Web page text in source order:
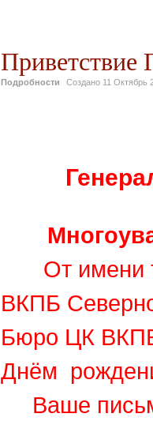
Подробности Создано 11 Октябрь
От имени
ВКПБ
Бюро ЦК
Днём
Ваше